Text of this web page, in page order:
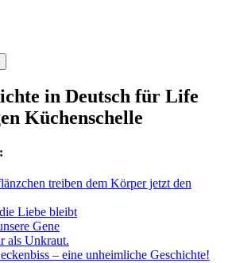
in Deutsch für Life
Küchenschelle
treiben dem Körper jetzt den
Liebe bleibt
Gene
als Unkraut.
– eine unheimliche Geschichte!